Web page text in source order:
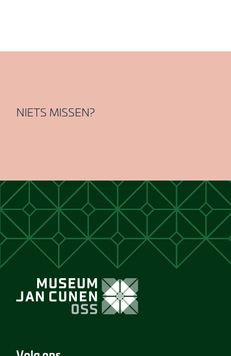
NIETS MISSEN?